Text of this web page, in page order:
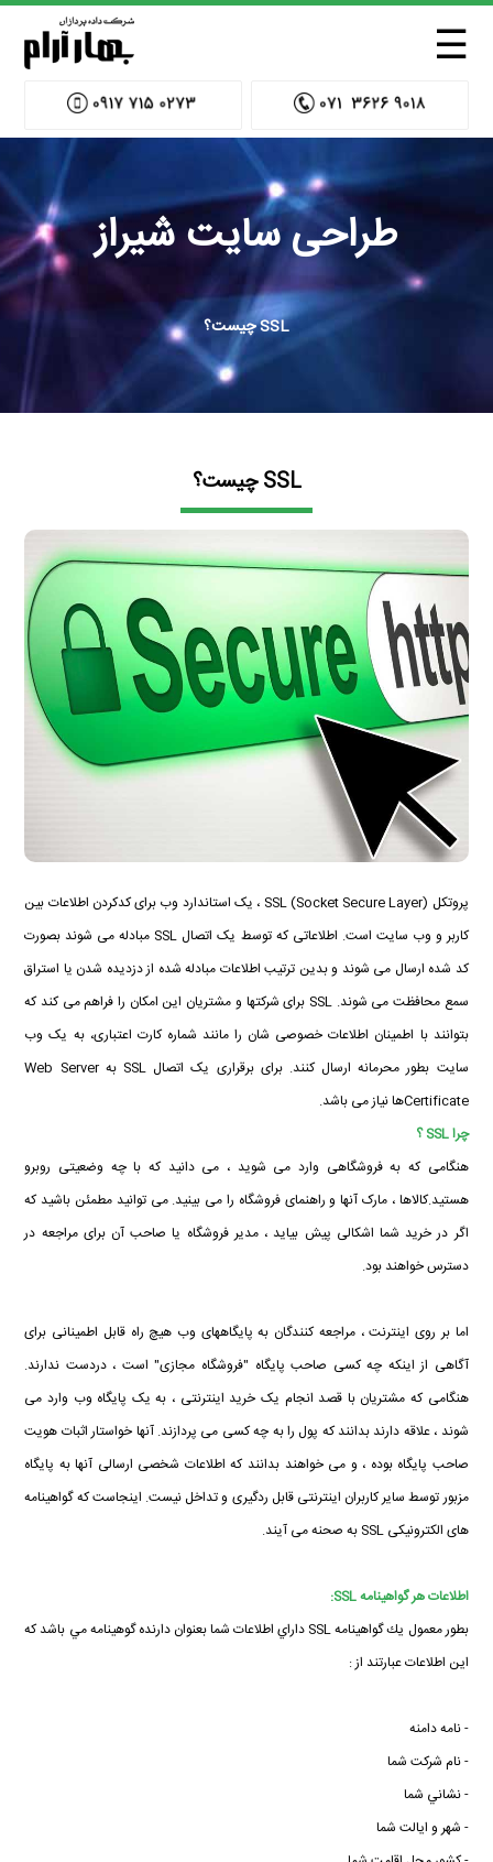
☰
طراحی سایت شیراز
SSL چیست؟
SSL چیست؟
پروتکل (SSL (Socket Secure Layer ، یک استاندارد وب برای کدکردن اطلاعات بین
کاربر و وب سایت است. اطلاعاتی که توسط یک اتصال SSL مبادله می شوند بصورت
کد شده ارسال می شوند و بدین ترتیب اطلاعات مبادله شده از دزدیده شدن یا استراق
سمع محافظت می شوند. SSL برای شرکتها و مشتریان این امکان را فراهم می کند که
بتوانند با اطمینان اطلاعات خصوصی شان را مانند شماره کارت اعتباری، به یک وب
سایت بطور محرمانه ارسال کنند. برای برقراری یک اتصال SSL به Web Server
Certificateها نیاز می باشد.
چرا SSL ؟
هنگامی که به فروشگاهی وارد می شوید ، می دانید که با چه وضعیتی روبرو
هستید.کالاها ، مارک آنها و راهنمای فروشگاه را می بینید. می توانید مطمئن باشید که
اگر در خرید شما اشکالی پیش بیاید ، مدیر فروشگاه یا صاحب آن برای مراجعه در
دسترس خواهند بود.
اما بر روی اینترنت ، مراجعه کنندگان به پایگاههای وب هیچ راه قابل اطمینانی برای
آگاهی از اینکه چه کسی صاحب پایگاه "فروشگاه مجازی" است ، دردست ندارند.
هنگامی که مشتریان با قصد انجام یک خرید اینترنتی ، به یک پایگاه وب وارد می
شوند ، علاقه دارند بدانند که پول را به چه کسی می پردازند. آنها خواستار اثبات هویت
صاحب پایگاه بوده ، و می خواهند بدانند که اطلاعات شخصی ارسالی آنها به پایگاه
مزبور توسط سایر کاربران اینترنتی قابل ردگیری و تداخل نیست. اینجاست که گواهینامه
های الکترونیکی SSL به صحنه می آیند.
اطلاعات هر گواهينامه SSL:
بطور معمول يك گواهينامه SSL داراي اطلاعات شما بعنوان دارنده گوهينامه مي باشد كه
اين اطلاعات عبارتند از :
- نامه دامنه
- نام شركت شما
- نشاني شما
- شهر و ايالت شما